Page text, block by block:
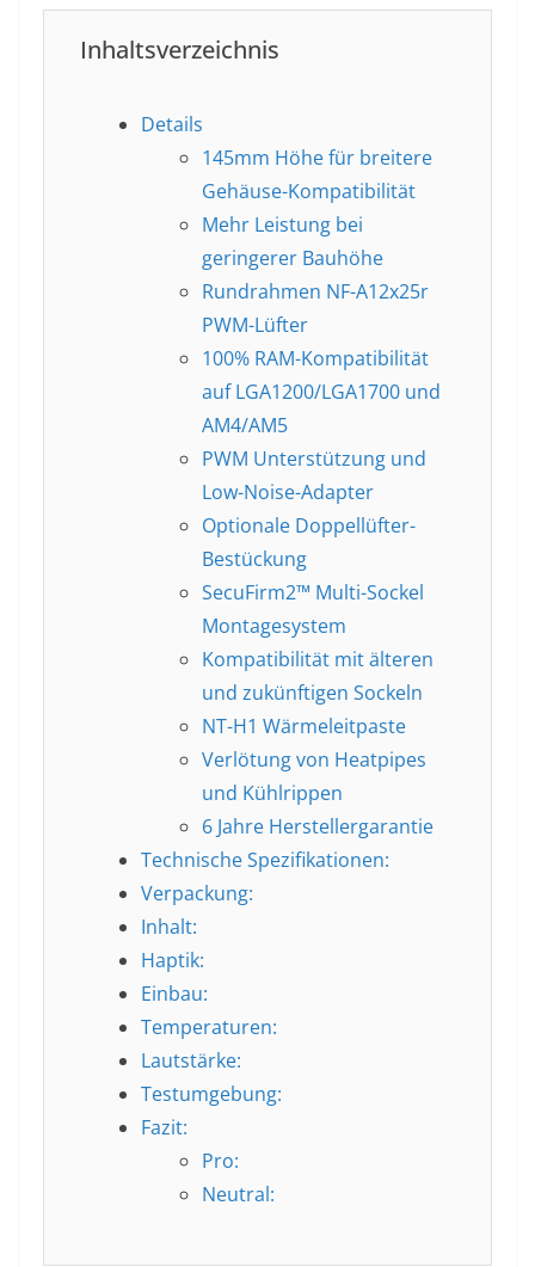
Inhaltsverzeichnis
Details
145mm Höhe für breitere
Gehäuse-Kompatibilität
Mehr Leistung bei
geringerer Bauhöhe
Rundrahmen NF-A12x25r
PWM-Lüfter
100% RAM-Kompatibilität
auf LGA1200/LGA1700 und
AM4/AM5
PWM Unterstützung und
Low-Noise-Adapter
Optionale Doppellüfter-
Bestückung
SecuFirm2™ Multi-Sockel
Montagesystem
Kompatibilität mit älteren
und zukünftigen Sockeln
NT-H1 Wärmeleitpaste
Verlötung von Heatpipes
und Kühlrippen
6 Jahre Herstellergarantie
Technische Spezifikationen:
Verpackung:
Inhalt:
Haptik:
Einbau:
Temperaturen:
Lautstärke:
Testumgebung:
Fazit:
Pro:
Neutral: